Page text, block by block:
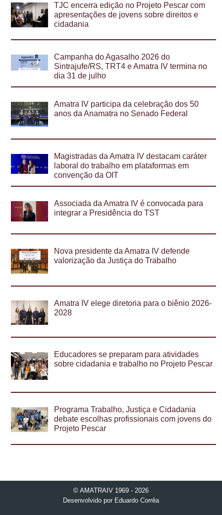
TJC encerra edição no Projeto Pescar com
apresentações de jovens sobre direitos e
cidadania
Campanha do Agasalho 2026 do
Sintrajufe/RS, TRT4 e Amatra IV termina no
dia 31 de julho
Amatra IV participa da celebração dos 50
anos da Anamatra no Senado Federal
Magistradas da Amatra IV destacam caráter
laboral do trabalho em plataformas em
convenção da OIT
Associada da Amatra IV é convocada para
integrar a Presidência do TST
Nova presidente da Amatra IV defende
valorização da Justiça do Trabalho
Amatra IV elege diretoria para o biênio 2026-
2028
Educadores se preparam para atividades
sobre cidadania e trabalho no Projeto Pescar
Programa Trabalho, Justiça e Cidadania
debate escolhas profissionais com jovens do
Projeto Pescar
© AMATRAIV 1969 - 2026
Desenvolvido por Eduardo Corrêa